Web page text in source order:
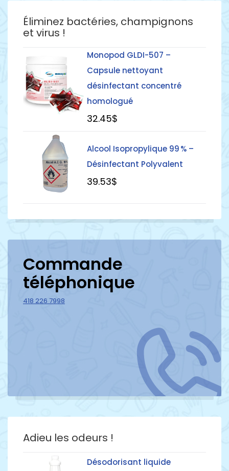
Éliminez bactéries, champignons
et virus !
Détails
Monopod GLDI-507 –
Capsule nettoyant
désinfectant concentré
homologué
32.45$
Alcool Isopropylique 99 % –
Désinfectant Polyvalent
39.53$
Commande
téléphonique
418 226 7998
Adieu les odeurs !
Désodorisant liquide